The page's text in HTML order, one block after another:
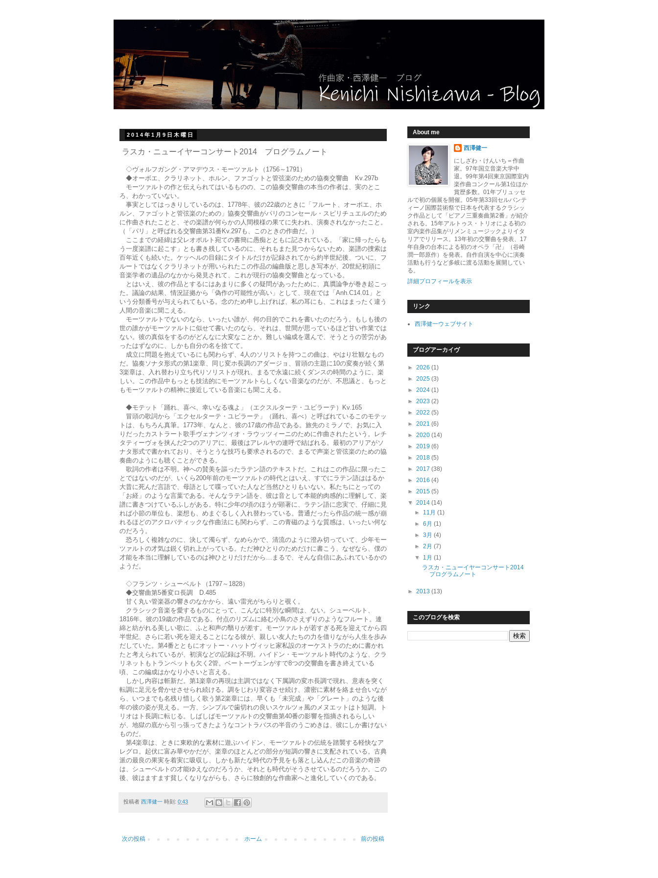
2014年1月9日木曜日
ラスカ・ニューイヤーコンサート2014 プログラムノート
◇ヴォルフガング・アマデウス・モーツァルト（1756～1791）
◆オーボエ、クラリネット、ホルン、ファゴットと管弦楽のための協奏交響曲 Kv.297b
モーツァルトの作と伝えられてはいるものの、この協奏交響曲の本当の作者は、実のとこ
ろ、わかっていない。
事実としてはっきりしているのは、1778年、彼の22歳のときに「フルート、オーボエ、ホ
ルン、ファゴットと管弦楽のための」協奏交響曲がパリのコンセール・スピリチュエルのため
に作曲されたことと、その楽譜が何らかの人間模様の果てに失われ、演奏されなかったこと。
（「パリ」と呼ばれる交響曲第31番Kv.297も、このときの作曲だ。）
ここまでの経緯は父レオポルト宛ての書簡に愚痴とともに記されている。「家に帰ったらも
う一度楽譜に起こす」とも書き残しているのに、それもまた見つからないため、楽譜の捜索は
百年近くも続いた。ケッヘルの目録にタイトルだけが記録されてから約半世紀後、ついに、フ
ルートではなくクラリネットが用いられたこの作品の編曲版と思しき写本が、20世紀初頭に
音楽学者の遺品のなかから発見されて、これが現行の協奏交響曲となっている。
とはいえ、彼の作品とするにはあまりに多くの疑問があったために、真贋論争が巻き起こっ
た。議論の結果、情況証拠から「偽作の可能性が高い」として、現在では「Anh.C14.01」と
いう分類番号が与えられてもいる。念のため申し上げれば、私の耳にも、これはまったく違う
人間の音楽に聞こえる。
モーツァルトでないのなら、いったい誰が、何の目的でこれを書いたのだろう。もしも後の
世の誰かがモーツァルトに似せて書いたのなら、それは、世間が思っているほど甘い作業では
ない。彼の真似をするのがどんなに大変なことか。難しい編成を選んで、そうとうの苦労があ
ったはずなのに、しかも自分の名を捨てて。
成立に問題を抱えているにも関わらず、4人のソリストを持つこの曲は、やはり壮観なもの
だ。協奏ソナタ形式の第1楽章、同じ変ホ長調のアダージョ、冒頭の主題に10の変奏が続く第
3楽章は、入れ替わり立ち代りソリストが現れ、まるで永遠に続くダンスの時間のように、楽
しい。この作品中もっとも技法的にモーツァルトらしくない音楽なのだが、不思議と、もっと
もモーツァルトの精神に接近している音楽にも聞こえる。
◆モテット「踊れ、喜べ、幸いなる魂よ」（エクスルターテ・ユビラーテ）Kv.165
冒頭の歌詞から「エクセルターテ・ユビラーテ」（踊れ、喜べ）と呼ばれているこのモテッ
トは、もちろん真筆。1773年、なんと、彼の17歳の作品である。旅先のミラノで、お気に入
りだったカストラート歌手ヴェナンツィオ・ラウッツィーニのために作曲されたという。レチ
タティーヴォを挟んだ2つのアリアに、最後はアレルヤの連呼で結ばれる。最初のアリアがソ
ナタ形式で書かれており、そうとうな技巧も要求されるので、まるで声楽と管弦楽のための協
奏曲のようにも聴くことができる。
歌詞の作者は不明。神への賛美を謳ったラテン語のテキストだ。これはこの作品に限ったこ
とではないのだが、いくら200年前のモーツァルトの時代とはいえ、すでにラテン語ははるか
大昔に死んだ言語で、母語として喋っていた人など当然ひとりもいない。私たちにとっての
「お経」のような言葉である。そんなラテン語を、彼は音として本能的肉感的に理解して、楽
譜に書きつけているふしがある。特に少年の頃のほうが顕著に、ラテン語に忠実で、仔細に見
れば小節の単位も、楽想も、めまぐるしく入れ替わっている。普通だったら作品の統一感が崩
れるほどのアクロバティックな作曲法にも関わらず、この青磁のような質感は、いったい何な
のだろう。
恐ろしく複雑なのに、決して濁らず、なめらかで、清流のように澄み切っていて、少年モー
ツァルトの才気は鋭く切れ上がっている。ただ神ひとりのためだけに書こう、なぜなら、僕の
才能を本当に理解しているのは神ひとりだけだから…まるで、そんな自信にあふれているかの
ようだ。
◇フランツ・シューベルト（1797～1828）
◆交響曲第5番変ロ長調 D.485
甘く丸い管楽器の響きのなかから、遠い雷光がちらりと覗く。
クラシック音楽を愛するものにとって、こんなに特別な瞬間は、ない。シューベルト、
1816年。彼の19歳の作品である。付点のリズムに絡む小鳥のさえずりのようなフルート。連
綿と紡がれる美しい歌に、ふと和声の翳りが差す。モーツァルトが若すぎる死を迎えてから四
半世紀、さらに若い死を迎えることになる彼が、親しい友人たちの力を借りながら人生を歩み
だしていた。第4番とともにオットー・ハットヴィッヒ家私設のオーケストラのために書かれ
たと考えられているが、初演などの記録は不明。ハイドン・モーツァルト時代のような、クラ
リネットもトランペットも欠く2管。ベートーヴェンがすで8つの交響曲を書き終えている
頃、この編成はかなり小さいと言える。
しかし内容は斬新だ。第1楽章の再現は主調ではなく下属調の変ホ長調で現れ、意表を突く
転調に足元を脅かせさせられ続ける。調をじわり変容させ続け、濃密に素材を絡ませ合いなが
ら、いつまでも名残り惜しく歌う第2楽章には、早くも「未完成」や「グレート」のような後
年の彼の姿が見える。一方、シンプルで歯切れの良いスケルツォ風のメヌエットはト短調。ト
リオはト長調に転じる。しばしばモーツァルトの交響曲第40番の影響を指摘されるらしい
が、地獄の底から引っ張ってきたようなコントラバスの半音のうごめきは、彼にしか書けない
ものだ。
第4楽章は、ときに東欧的な素材に遊ぶハイドン、モーツァルトの伝統を踏襲する軽快なア
レグロ。起伏に富み華やかだが、楽章のほとんどの部分が短調の響きに支配されている。古典
派の最良の果実を着実に吸収し、しかも新たな時代の予見をも落とし込んだこの音楽の奇跡
は、シューベルトの才能ゆえなのだろうか、それとも時代がそうさせているのだろうか。この
後、彼はますます貧しくなりながらも、さらに独創的な作曲家へと進化していくのである。
投稿者 西澤健一 時刻: 0:43
次の投稿 前の投稿
ホーム
About me
西澤健一
にしざわ・けんいち＝作曲
家。97年国立音楽大学中
退。99年第4回東京国際室内
楽作曲コンクール第1位ほか
賞歴多数。01年ブリュッセ
ルで初の個展を開催。05年第33回セルバンテ
ィーノ国際芸術祭で日本を代表するクラシッ
ク作品として「ピアノ三重奏曲第2番」が紹介
される。15年アルトゥス・トリオによる初の
室内楽作品集がリメンミュージックよりイタ
リアでリリース。13年初の交響曲を発表、17
年自身の台本による初のオペラ「卍」（谷崎
潤一郎原作）を発表。自作自演を中心に演奏
活動も行うなど多岐に渡る活動を展開してい
る。
詳細プロフィールを表示
リンク
西澤健一ウェブサイト
ブログアーカイヴ
► 2026 (1)
► 2025 (3)
► 2024 (1)
► 2023 (2)
► 2022 (5)
► 2021 (6)
► 2020 (14)
► 2019 (6)
► 2018 (5)
► 2017 (38)
► 2016 (4)
► 2015 (5)
▼ 2014 (14)
► 11月(1)
►6月(1)
►3月(4)
►2月(7)
▼ 1月(1)
ラスカ・ニューイヤーコンサート2014
プログラムノート
► 2013 (13)
このブログを検索